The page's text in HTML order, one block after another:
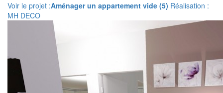
Voir le projet :Aménager un appartement vide (5) Réalisation :
MH DECO